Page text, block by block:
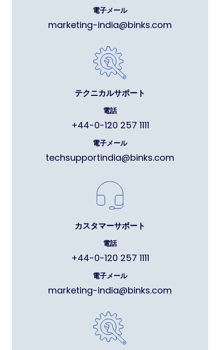
電子メール
marketing-india@binks.com
テクニカルサポート
電話
+44-0-120 257 1111
電子メール
techsupportindia@binks.com
カスタマーサポート
電話
+44-0-120 257 1111
電子メール
marketing-india@binks.com